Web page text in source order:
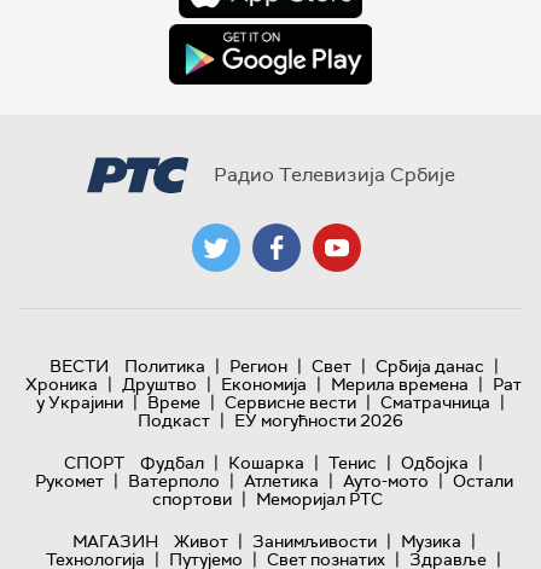
Радио Телевизија Србије
ВЕСТИ Политика | Регион | Свет | Србија данас |
Хроника | Друштво | Економија | Мерила времена | Рат
у Украјини | Време | Сервисне вести | Сматрачница |
Подкаст | ЕУ могућности 2026
СПОРТ
Фудбал | Кошарка | Тенис | Одбојка |
Рукомет | Ватерполо | Атлетика | Ауто-мото | Остали
спортови | Меморијал РТС
МАГАЗИН
Живот | Занимљивости | Музика |
Технологијa | Путујемо | Свет познатих | Здравље |